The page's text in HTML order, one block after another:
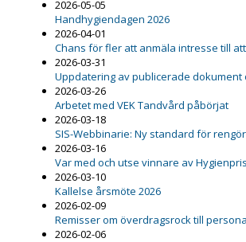
2026-05-05
Handhygiendagen 2026
2026-04-01
Chans för fler att anmäla intresse till
2026-03-31
Uppdatering av publicerade
2026-03-26
Arbetet med VEK Tandvård påbörjat
2026-03-18
SIS-Webbinarie: Ny standard för
2026-03-16
Var med och utse vinnare av
2026-03-10
Kallelse årsmöte 2026
2026-02-09
Remisser om överdragsrock till
2026-02-06